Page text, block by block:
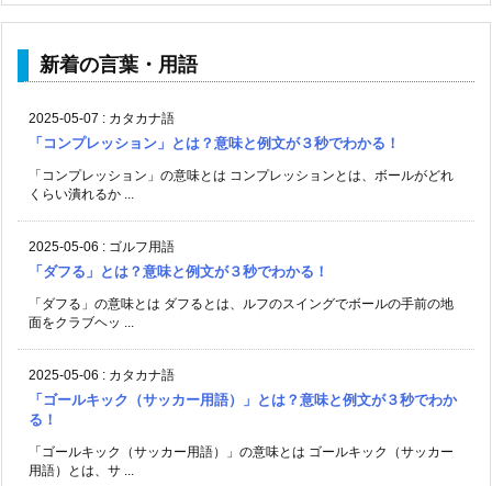
新着の言葉・用語
2025-05-07 : カタカナ語
「コンプレッション」とは？意味と例文が３秒でわかる！
「コンプレッション」の意味とは コンプレッションとは、ボールがどれ
くらい潰れるか ...
2025-05-06 : ゴルフ用語
「ダフる」とは？意味と例文が３秒でわかる！
「ダフる」の意味とは ダフるとは、ルフのスイングでボールの手前の地
面をクラブヘッ ...
2025-05-06 : カタカナ語
「ゴールキック（サッカー用語）」とは？意味と例文が３秒でわか
る！
「ゴールキック（サッカー用語）」の意味とは ゴールキック（サッカー
用語）とは、サ ...